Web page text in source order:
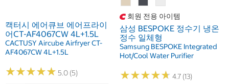
캑터시 에어큐브 에어프라이
어CT-AF4067CW 4L+1.5L
CACTUSY Aircube Airfryer CT-
AF4067CW 4L+1.5L
★★★★★
★★★★★ 5.0 (5)
회원 전용 아이템
삼성 BESPOKE 정수기 냉온
정수 일체형
Samsung BESPOKE Integrated
Hot/Cool Water Purifier
★★★★★
★★★★★ 4.7 (13)